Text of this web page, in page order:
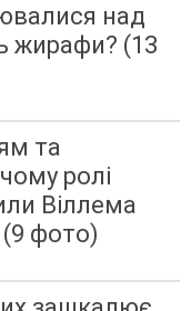
над
жирафи? (13
та
ролі
Віллема
фото)